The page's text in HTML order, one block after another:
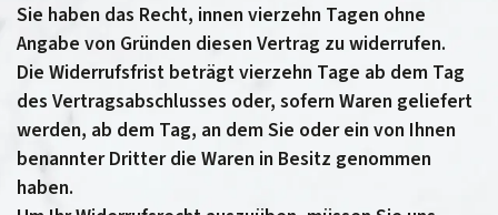
Sie haben das Recht, innen vierzehn Tagen ohne
Angabe von Gründen diesen Vertrag zu widerrufen.
Die Widerrufsfrist beträgt vierzehn Tage ab dem Tag
des Vertragsabschlusses oder, sofern Waren geliefert
werden, ab dem Tag, an dem Sie oder ein von Ihnen
benannter Dritter die Waren in Besitz genommen
haben.